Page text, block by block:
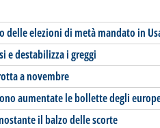
delle elezioni di metà mandato in
e destabilizza i greggi
a novembre
aumentate le bollette degli
il balzo delle scorte